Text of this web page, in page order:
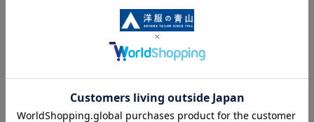
■ブラウザやお使いのモニター環境、また撮影時の室内外の光
加減により、実際の商品と掲載画像の色味が異なる場合がござ
■店舗や各モールサイトと商品在庫を共有しております関係
上、ご注文いただいたタイミングにより欠品が発生し、ご注文
を完了できない場合がございます。予めご了承ください。